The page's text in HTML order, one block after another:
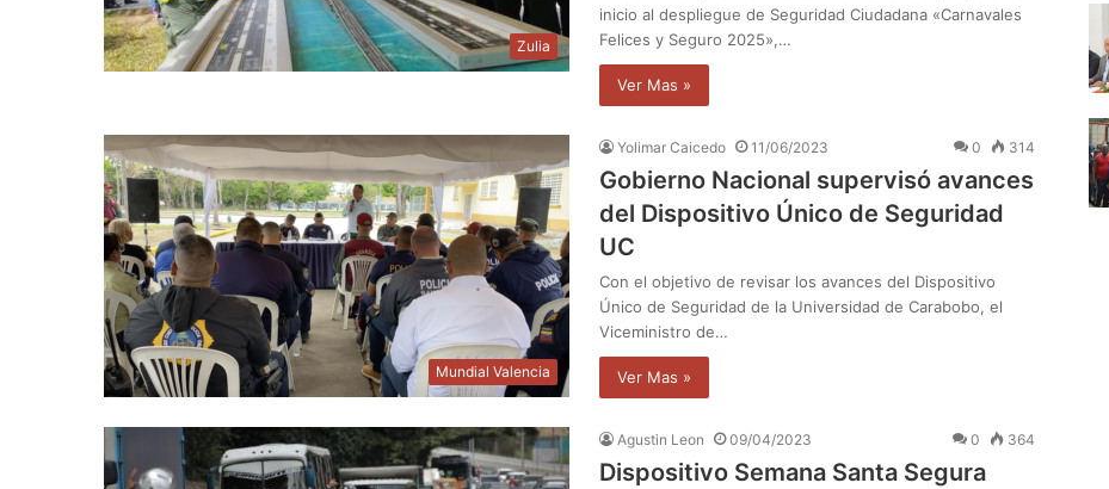
Zulia
inicio al despliegue de Seguridad Ciudadana «Carnavales
Felices y Seguro 2025»,…
Ver Mas »
Mundial Valencia
Yolimar Caicedo 11/06/2023 0 314
Gobierno Nacional supervisó avances
del Dispositivo Único de Seguridad
UC
Con el objetivo de revisar los avances del Dispositivo
Único de Seguridad de la Universidad de Carabobo, el
Viceministro de…
Ver Mas »
Agustin Leon 09/04/2023 0 364
Dispositivo Semana Santa Segura